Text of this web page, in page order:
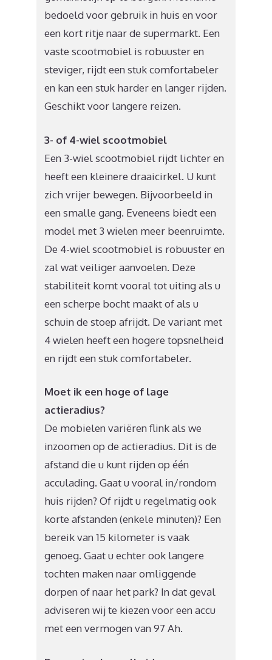
bedoeld voor gebruik in huis en voor
een kort ritje naar de supermarkt. Een
vaste scootmobiel is robuuster en
steviger, rijdt een stuk comfortabeler
en kan een stuk harder en langer rijden.
Geschikt voor langere reizen.
3- of 4-wiel scootmobiel
Een 3-wiel scootmobiel rijdt lichter en
heeft een kleinere draaicirkel. U kunt
zich vrijer bewegen. Bijvoorbeeld in
een smalle gang. Eveneens biedt een
model met 3 wielen meer beenruimte.
De 4-wiel scootmobiel is robuuster en
zal wat veiliger aanvoelen. Deze
stabiliteit komt vooral tot uiting als u
een scherpe bocht maakt of als u
schuin de stoep afrijdt. De variant met
4 wielen heeft een hogere topsnelheid
en rijdt een stuk comfortabeler.
Moet ik een hoge of lage
actieradius?
De mobielen variëren flink als we
inzoomen op de actieradius. Dit is de
afstand die u kunt rijden op één
acculading. Gaat u vooral in/rondom
huis rijden? Of rijdt u regelmatig ook
korte afstanden (enkele minuten)? Een
bereik van 15 kilometer is vaak
genoeg. Gaat u echter ook langere
tochten maken naar omliggende
dorpen of naar het park? In dat geval
adviseren wij te kiezen voor een accu
met een vermogen van 97 Ah.